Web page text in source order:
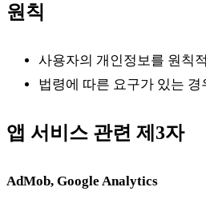
원칙
사용자의 개인정보를 원칙
법령에 따른 요구가 있는 경
앱 서비스 관련 제3자
AdMob, Google Analytics